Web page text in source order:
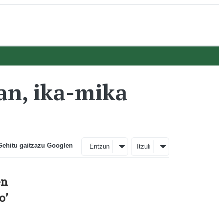
ika-mika
gaitzazu Googlen Entzun Itzuli